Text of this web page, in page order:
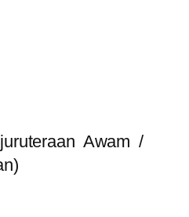
Awam /